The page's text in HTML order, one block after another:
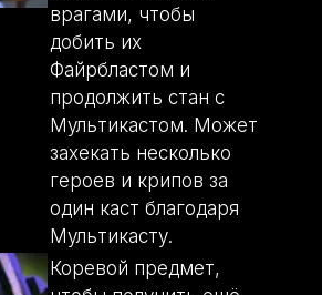
врагами, чтобы
добить их
Файрбластом и
продолжить стан с
Мультикастом. Может
захекать несколько
героев и крипов за
один каст благодаря
Мультикасту.
Коревой предмет,